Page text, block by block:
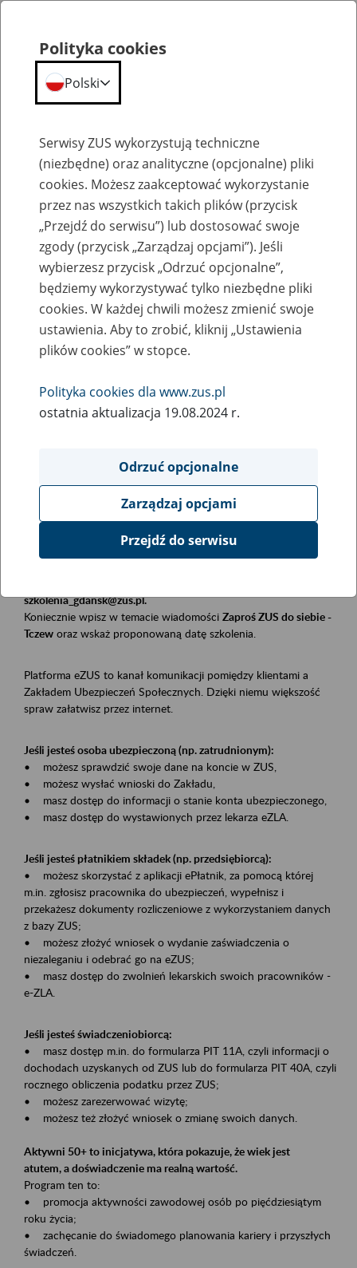
Szkolenia
Zaproś ZUS do siebie: eZUS, wizyty
rezerwowane, e-wizyty, Aktywni 50+
Rodzaj wydarzenia
Szkolenia
Obszar merytoryczny
Płatnicy, ubezpieczeni, świadczeniobiorcy
Opis wydarzenia
Szkolenie stacjonarne w siedzibie firmy, instytucji, urzędu.
szkolenia_gdansk@zus.pl.
Koniecznie wpisz w temacie wiadomości Zaproś ZUS do siebie -
Tczew oraz wskaż proponowaną datę szkolenia.
Platforma eZUS to kanał komunikacji pomiędzy klientami a
Zakładem Ubezpieczeń Społecznych. Dzięki niemu większość
spraw załatwisz przez internet.
Jeśli jesteś osoba ubezpieczoną (np. zatrudnionym):
• możesz sprawdzić swoje dane na koncie w ZUS,
• możesz wysłać wnioski do Zakładu,
• masz dostęp do informacji o stanie konta ubezpieczonego,
• masz dostęp do wystawionych przez lekarza eZLA.
Jeśli jesteś płatnikiem składek (np. przedsiębiorcą):
• możesz skorzystać z aplikacji ePłatnik, za pomocą której
m.in. zgłosisz pracownika do ubezpieczeń, wypełnisz i
przekażesz dokumenty rozliczeniowe z wykorzystaniem danych
z bazy ZUS;
• możesz złożyć wniosek o wydanie zaświadczenia o
niezaleganiu i odebrać go na eZUS;
• masz dostęp do zwolnień lekarskich swoich pracowników -
e-ZLA.
Jeśli jesteś świadczeniobiorcą:
• masz dostęp m.in. do formularza PIT 11A, czyli informacji o
dochodach uzyskanych od ZUS lub do formularza PIT 40A, czyli
rocznego obliczenia podatku przez ZUS;
• możesz zarezerwować wizytę;
• możesz też złożyć wniosek o zmianę swoich danych.
Aktywni 50+ to inicjatywa, która pokazuje, że wiek jest
atutem, a doświadczenie ma realną wartość.
Program ten to:
• promocja aktywności zawodowej osób po pięćdziesiątym
roku życia;
• zachęcanie do świadomego planowania kariery i przyszłych
świadczeń.
Polityka cookies
Polski
Serwisy ZUS wykorzystują techniczne
(niezbędne) oraz analityczne (opcjonalne) pliki
cookies. Możesz zaakceptować wykorzystanie
przez nas wszystkich takich plików (przycisk
„Przejdź do serwisu”) lub dostosować swoje
zgody (przycisk „Zarządzaj opcjami”). Jeśli
wybierzesz przycisk „Odrzuć opcjonalne”,
będziemy wykorzystywać tylko niezbędne pliki
cookies. W każdej chwili możesz zmienić swoje
ustawienia. Aby to zrobić, kliknij „Ustawienia
plików cookies” w stopce.
Polityka cookies dla www.zus.pl
ostatnia aktualizacja 19.08.2024 r.
Odrzuć opcjonalne
Zarządzaj opcjami
Przejdź do serwisu